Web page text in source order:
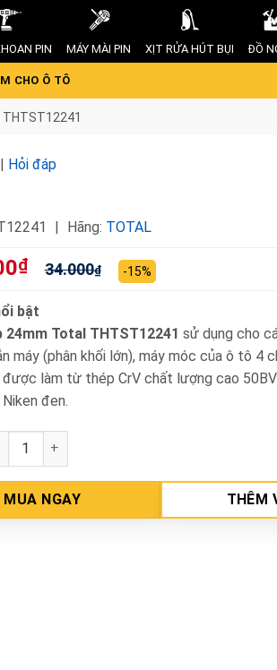
PIN MÁY MÀI PIN XỊT RỬA HÚT BỤI ĐỒ
CHO Ô TÔ
| Hỏi đáp
Hãng: TOTAL
₫ 34.000₫ -15%
bật
24mm Total THTST12241sử dụng cho
máy (phân khối lớn), máy móc của ô tô 4
làm từ thép CrV chất lượng cao
đen.
tuýp 24mm Total THTST12241 số lượng
MUA NGAY THÊM